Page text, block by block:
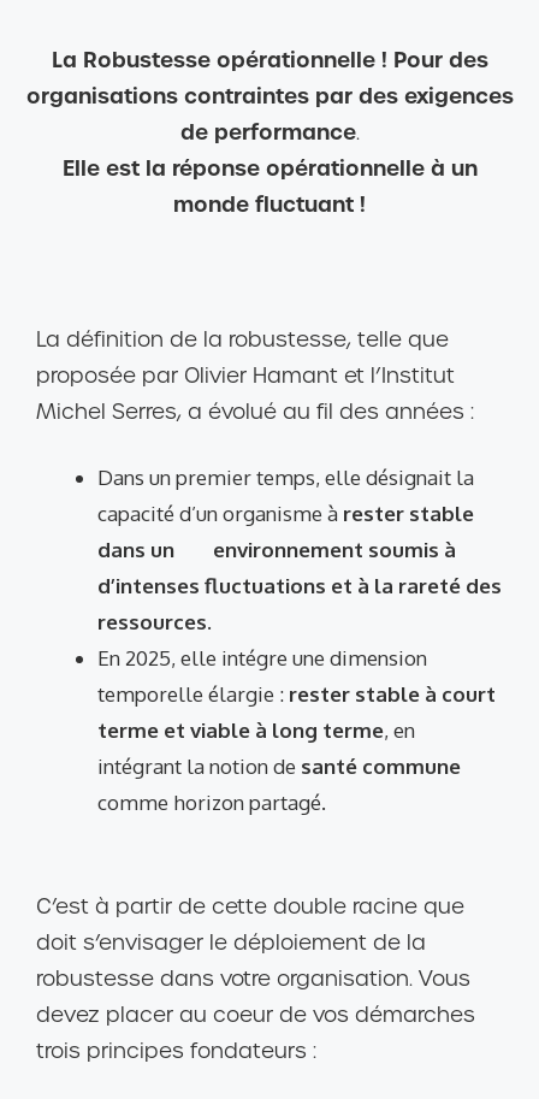
La Robustesse opérationnelle ! Pour des
organisations contraintes par des exigences
de performance.
Elle est la réponse opérationnelle à un
monde fluctuant !
La définition de la robustesse, telle que
proposée par Olivier Hamant et l’Institut
Michel Serres, a évolué au fil des années :
Dans un premier temps, elle désignait la
capacité d’un organisme à rester stable
dans un environnement soumis à
d’intenses fluctuations et à la rareté des
ressources.
En 2025, elle intégre une dimension
temporelle élargie : rester stable à court
terme et viable à long terme, en
intégrant la notion de santé commune
comme horizon partagé.
C’est à partir de cette double racine que
doit s’envisager le déploiement de la
robustesse dans votre organisation. Vous
devez placer au coeur de vos démarches
trois principes fondateurs :